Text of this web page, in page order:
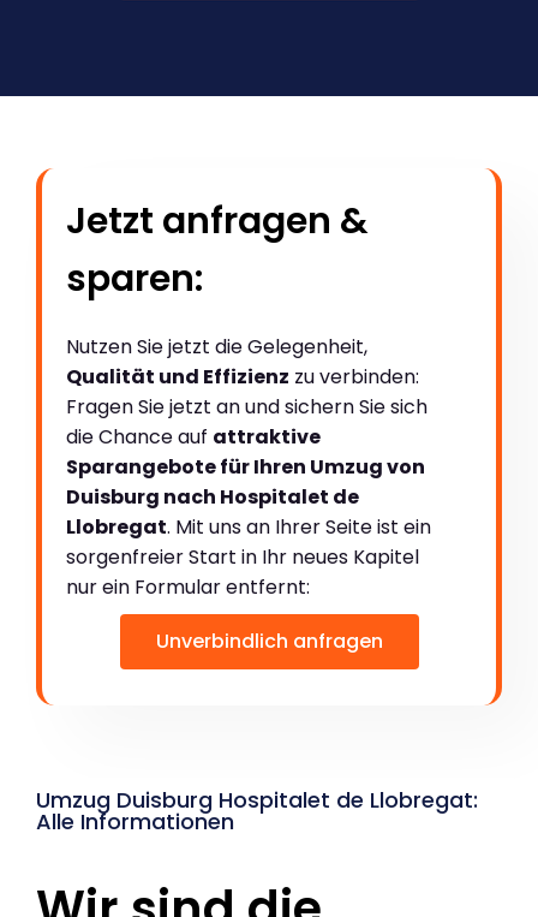
Jetzt anfragen &
sparen:
Nutzen Sie jetzt die Gelegenheit,
Qualität und Effizienz zu verbinden:
Fragen Sie jetzt an und sichern Sie sich
die Chance auf attraktive
Sparangebote für Ihren Umzug von
Duisburg nach Hospitalet de
Llobregat. Mit uns an Ihrer Seite ist ein
sorgenfreier Start in Ihr neues Kapitel
nur ein Formular entfernt:
Unverbindlich anfragen
Umzug Duisburg Hospitalet de Llobregat:
Alle Informationen